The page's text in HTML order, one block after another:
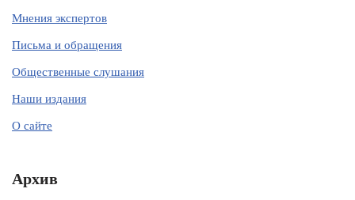
Мнения экспертов
Письма и обращения
Общественные слушания
Наши издания
О сайте
Архив